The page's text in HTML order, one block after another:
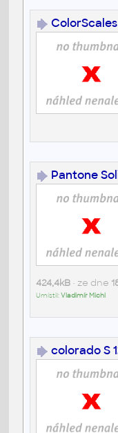
ColorScales
Pantone
424,4kB• ze dne
Umístil:Vladimír Michl
colorado S